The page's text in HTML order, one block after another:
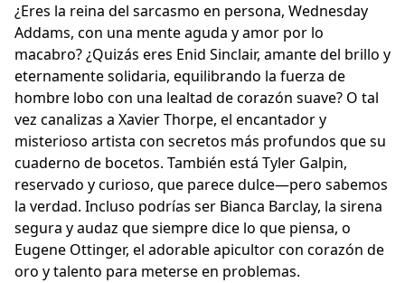
¿Eres la reina del sarcasmo en persona, Wednesday
Addams, con una mente aguda y amor por lo
macabro? ¿Quizás eres Enid Sinclair, amante del brillo y
eternamente solidaria, equilibrando la fuerza de
hombre lobo con una lealtad de corazón suave? O tal
vez canalizas a Xavier Thorpe, el encantador y
misterioso artista con secretos más profundos que su
cuaderno de bocetos. También está Tyler Galpin,
reservado y curioso, que parece dulce—pero sabemos
la verdad. Incluso podrías ser Bianca Barclay, la sirena
segura y audaz que siempre dice lo que piensa, o
Eugene Ottinger, el adorable apicultor con corazón de
oro y talento para meterse en problemas.